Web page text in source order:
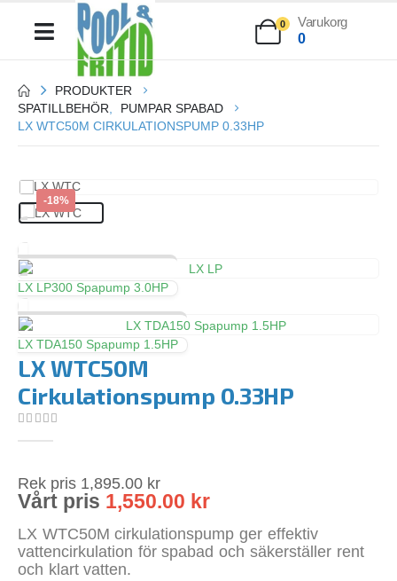
0
Varukorg
0
PRODUKTER
SPATILLBEHÖR
PUMPAR SPABAD
LX WTC50M CIRKULATIONSPUMP 0.33HP
-18%
LX LP300 Spapump 3.0HP
LX TDA150 Spapump 1.5HP
LX WTC50M
Cirkulationspump 0.33HP
Rek pris 1,895.00 kr
Vårt pris 1,550.00 kr
LX WTC50M cirkulationspump ger effektiv
vattencirkulation för spabad och säkerställer rent
och klart vatten.